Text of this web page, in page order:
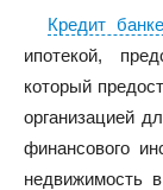
Кредит
ипотекой,
который
организацией
финансового
недвижимость